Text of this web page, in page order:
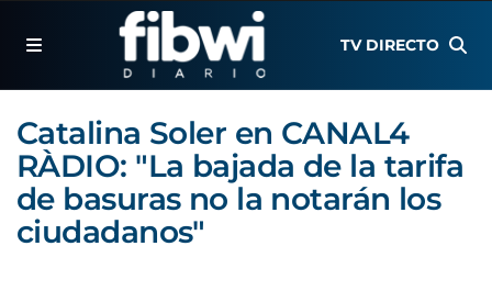
TV DIRECTO
Catalina Soler en CANAL4
RÀDIO: "La bajada de la tarifa
de basuras no la notarán los
ciudadanos"